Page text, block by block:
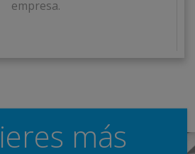
empresa.
más